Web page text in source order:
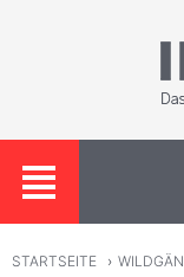
STARTSEITE ›